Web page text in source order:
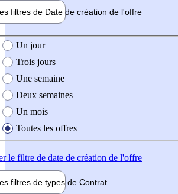
filtres de Date de création de l'offre
création de l'offre
Un jour
Trois jours
Une semaine
Deux semaines
Un mois
Toutes les offres
le filtre de date de création de l'offre
filtres de types de Contrat